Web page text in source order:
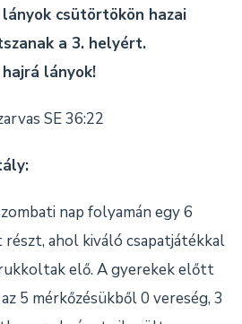
csütörtökön hazai
a 3. helyért.
lányok!
SE 36:22
nap folyamán egy 6
ahol kiváló csapatjátékkal
elő. A gyerekek előtt
5 mérkőzésükből 0 vereség, 3